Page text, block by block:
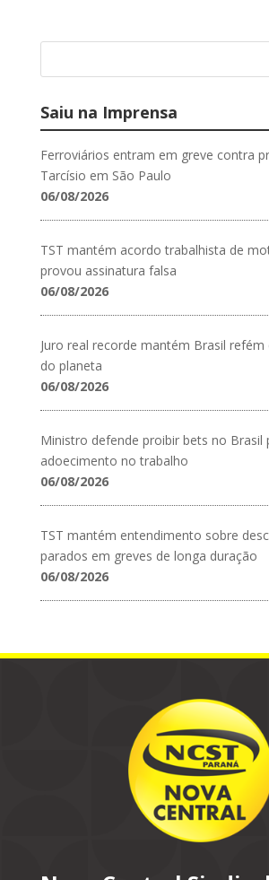
Saiu na Imprensa
Ferroviários entram em greve contra
Tarcísio em São Paulo
06/08/2026
TST mantém acordo trabalhista de
provou assinatura falsa
06/08/2026
Juro real recorde mantém Brasil
do planeta
06/08/2026
Ministro defende proibir bets no Brasil
adoecimento no trabalho
06/08/2026
TST mantém entendimento sobre
parados em greves de longa duração
06/08/2026